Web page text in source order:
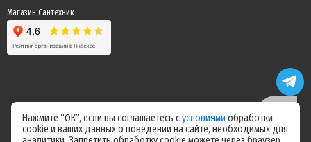
Магазин Сантехник
Цены на сайте не являются офертой! Актуальные цены уточняйте у
Нажмите “ОК”, если вы соглашаетесь сусловиями обработки
cookie и ваших данных о поведении на сайте, необходимых для